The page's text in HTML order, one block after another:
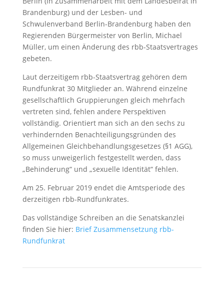
Brandenburg) und der Lesben- und
Schwulenverband Berlin-Brandenburg haben den
Regierenden Bürgermeister von Berlin, Michael
Müller, um einen Änderung des rbb-Staatsvertrages
gebeten.
Laut derzeitigem rbb-Staatsvertrag gehören dem
Rundfunkrat 30 Mitglieder an. Während einzelne
gesellschaftlich Gruppierungen gleich mehrfach
vertreten sind, fehlen andere Perspektiven
vollständig. Orientiert man sich an den sechs zu
verhindernden Benachteiligungsgründen des
Allgemeinen Gleichbehandlungsgesetzes (§1 AGG),
so muss unweigerlich festgestellt werden, dass
„Behinderung“ und „sexuelle Identität“ fehlen.
Am 25. Februar 2019 endet die Amtsperiode des
derzeitigen rbb-Rundfunkrates.
Das vollständige Schreiben an die Senatskanzlei
finden Sie hier: Brief Zusammensetzung rbb-
Rundfunkrat